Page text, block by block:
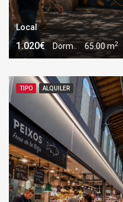
Local
1.020€ Dorm.. 65.00 m2
TIPO ALQUILER